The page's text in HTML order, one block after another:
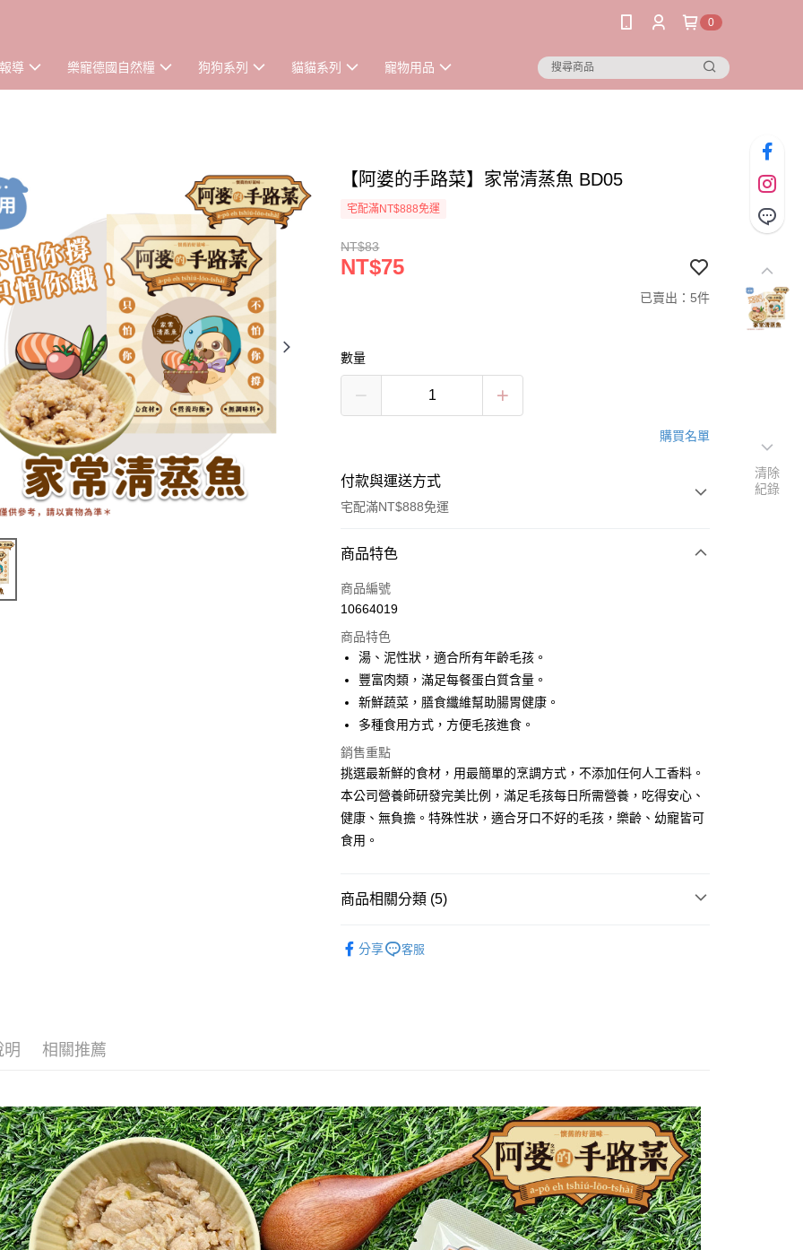
0
導 樂寵德國自然糧 狗狗系列 貓貓系列 寵物用品
【阿婆的手路菜】家常清蒸魚 BD05
宅配滿NT$888免運
NT$83
NT$75
已賣出：5件
數量
購買名單
付款與運送方式
宅配滿NT$888免運
付款方式
信用卡一次付款
ATM付款
運送方式
宅配
每筆NT$100，滿NT$888(含以上)免運費
商品特色
商品編號
10664019
商品特色
湯、泥性狀，適合所有年齡毛孩。
豐富肉類，滿足每餐蛋白質含量。
新鮮蔬菜，膳食纖維幫助腸胃健康。
多種食用方式，方便毛孩進食。
銷售重點
挑選最新鮮的食材，用最簡單的烹調方式，不添加任何人工香料。
本公司營養師研發完美比例，滿足毛孩每日所需營養，吃得安心、
健康、無負擔。特殊性狀，適合牙口不好的毛孩，樂齡、幼寵皆可
食用。
商品相關分類 (5)
分享 客服
明 相關推薦
清除
紀錄